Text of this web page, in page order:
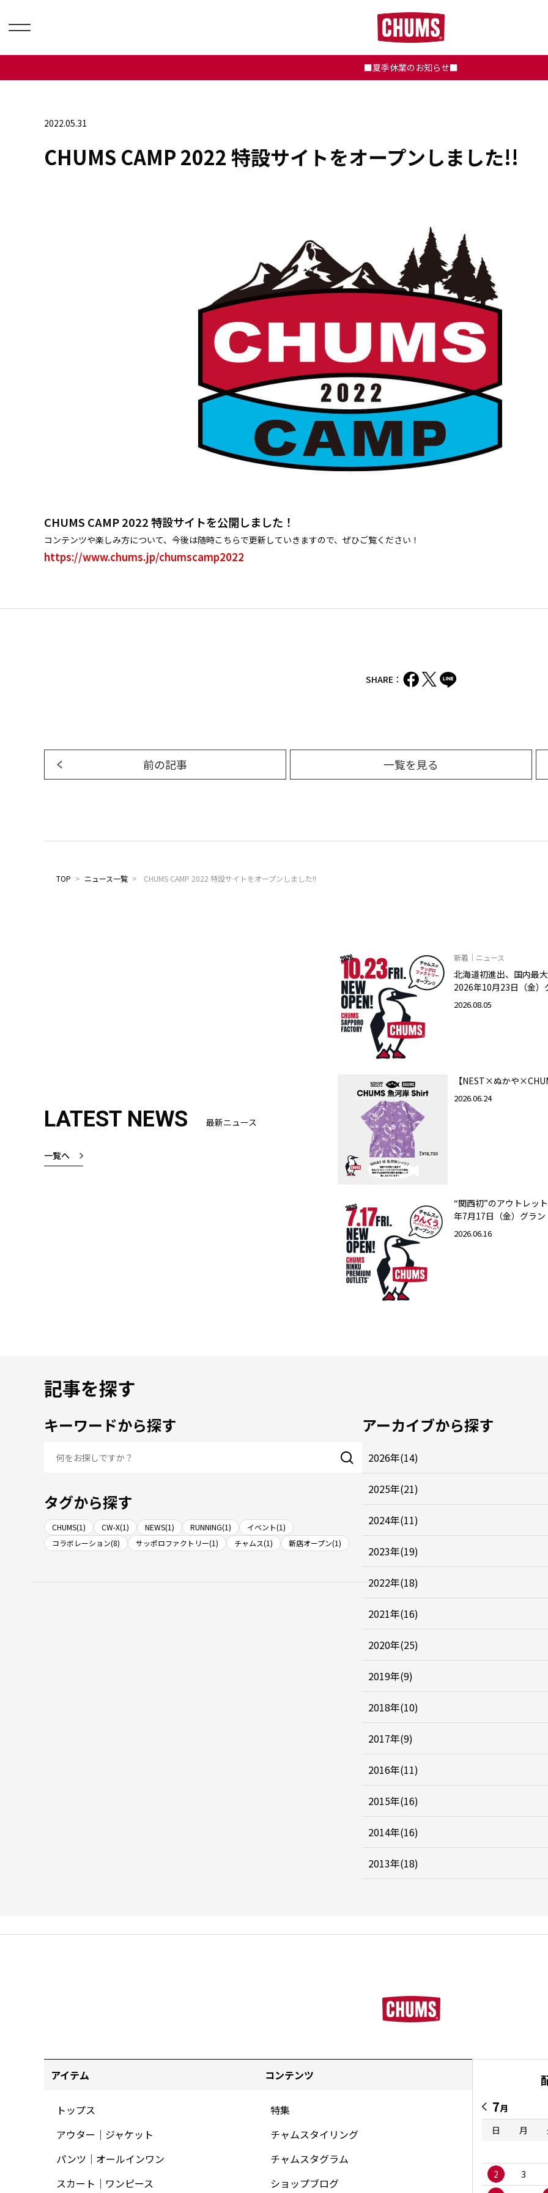
■夏季休業のお知らせ■
2022.05.31
CHUMS CAMP 2022 特設サイトをオープンしました!!
CHUMS CAMP 2022 特設サイトを公開しました！
コンテンツや楽しみ方について、今後は随時こちらで更新していきますので、ぜひご覧ください！
https://www.chums.jp/chumscamp2022
SHARE：
前の記事 一覧を見る
TOP > ニュース一覧 > CHUMS CAMP 2022 特設サイトをオープンしました!!
LATEST NEWS 最新ニュース
一覧へ
新着｜ニュース
北海道初進出、国内最
2026年10月23日（金）
2026.08.05
【NEST×ぬかや
2026.06.24
“関西初”のアウトレッ
年7月17日（金）グラ
2026.06.16
記事を探す
キーワードから探す
タグから探す
CHUMS(1) CW-X(1) NEWS(1) RUNNING(1)
イベント(1)
コラボレーション(8)
サッポロファクトリー(1) チャムス(1) 新店オープン(1)
アーカイブから探す
2026年(14)
2025年(21)
2024年(11)
2023年(19)
2022年(18)
2021年(16)
2020年(25)
2019年(9)
2018年(10)
2017年(9)
2016年(11)
2015年(16)
2014年(16)
2013年(18)
アイテム
トップス
アウター｜ジャケット
パンツ｜オールインワン
スカート｜ワンピース
コンテンツ
特集
チャムスタイリング
チャムスタグラム
ショップブログ
7月
日
月
2
3